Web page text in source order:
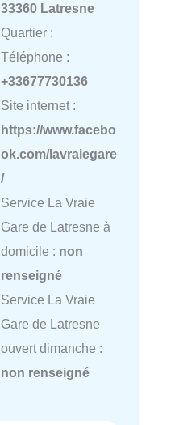
33360 Latresne
Quartier :
Téléphone :
+33677730136
Site internet :
https://www.facebo
ok.com/lavraiegare
/
Service La Vraie
Gare de Latresne à
domicile : non
renseigné
Service La Vraie
Gare de Latresne
ouvert dimanche :
non renseigné